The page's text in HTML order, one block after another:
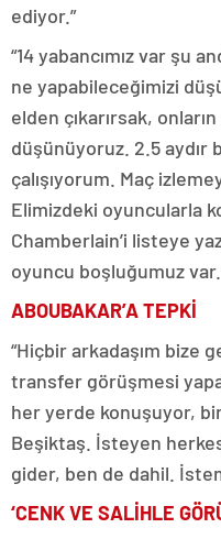
ediyor.”
“14 yabancımız var şu
ne yapabileceğimizi
elden çıkarırsak,
düşünüyoruz. 2.5 aydır
çalışıyorum. Maç
Elimizdeki oyuncularla
Chamberlain’i listeye
oyuncu boşluğumuz
ABOUBAKAR’A TEPKİ
“Hiçbir arkadaşım bize
transfer görüşmesi
her yerde konuşuyor,
Beşiktaş. İsteyen
gider, ben de dahil.
‘CENK VE SALİHLE